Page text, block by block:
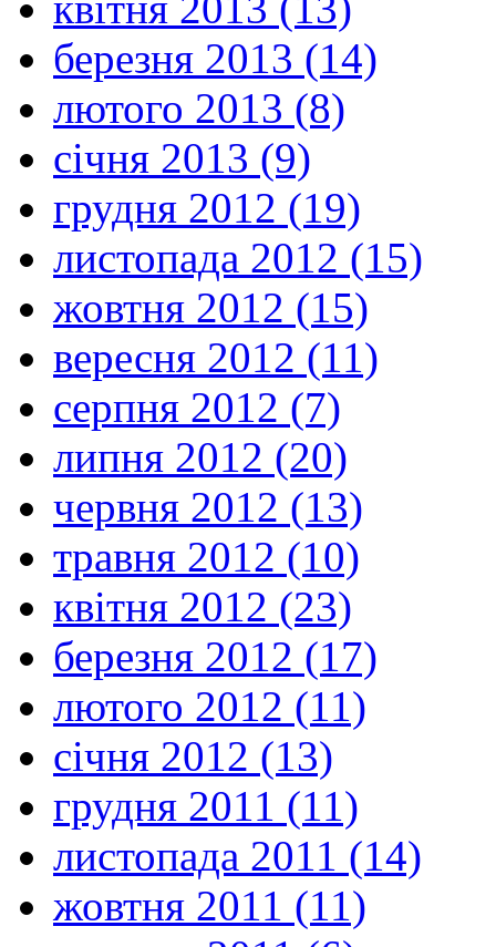
березня 2013 (14)
лютого 2013 (8)
січня 2013 (9)
грудня 2012 (19)
листопада 2012 (15)
жовтня 2012 (15)
вересня 2012 (11)
серпня 2012 (7)
липня 2012 (20)
червня 2012 (13)
травня 2012 (10)
квітня 2012 (23)
березня 2012 (17)
лютого 2012 (11)
січня 2012 (13)
грудня 2011 (11)
листопада 2011 (14)
жовтня 2011 (11)